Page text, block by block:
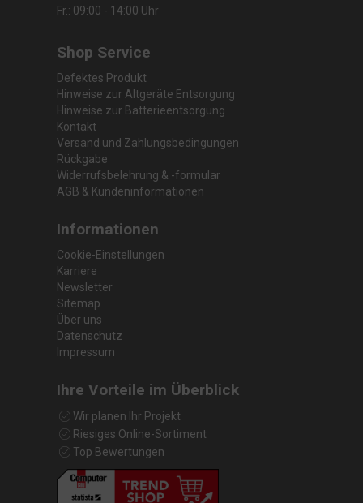
Fr.: 09:00 - 14:00 Uhr
Shop Service
Defektes Produkt
Hinweise zur Altgeräte Entsorgung
Hinweise zur Batterieentsorgung
Kontakt
Versand und Zahlungsbedingungen
Rückgabe
Widerrufsbelehrung & -formular
AGB & Kundeninformationen
Informationen
Cookie-Einstellungen
Karriere
Newsletter
Sitemap
Über uns
Datenschutz
Impressum
Ihre Vorteile im Überblick
Wir planen Ihr Projekt
Riesiges Online-Sortiment
Top Bewertungen